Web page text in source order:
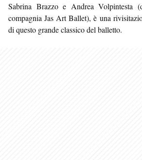
Sabrina Brazzo e Andrea Volpintesta
compagnia Jas Art Ballet), è una
di questo grande classico del balletto.